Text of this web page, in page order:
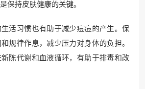
保持皮肤健康的关键。
活习惯也有助于减少痘痘的产生。保
规律作息，减少压力对身体的负担。
陈代谢和血液循环，有助于排毒和改